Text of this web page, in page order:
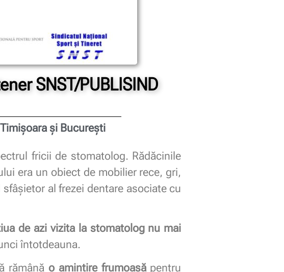
SNST/PUBLISIND
și București
fricii de stomatolog. Rădăcinile
era un obiect de mobilier rece, gri,
al frezei dentare asociate cu
de azi vizita la stomatolog nu mai
întotdeauna.
rămână o amintire frumoasăpentru